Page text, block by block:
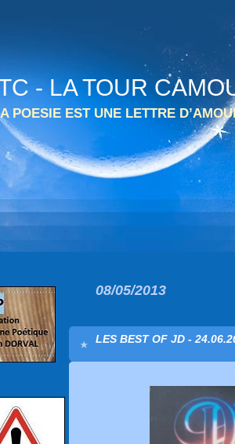
- LA TOUR
POESIE EST UNE LETTRE
08/05/2013
LES BEST OF JD -